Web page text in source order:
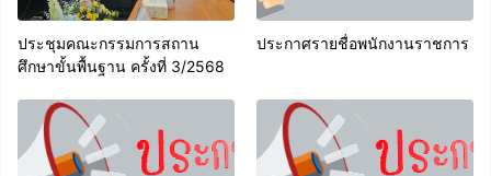
ประชุมคณะกรรมการสถาน
ศึกษาขั้นพื้นฐาน ครั้งที่ 3/2568
ประกาศรายชื่อพนักงานราชการ